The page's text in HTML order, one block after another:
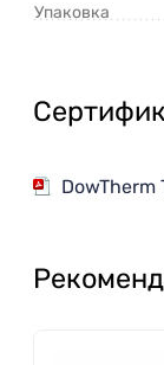
Упаковка
DowTherm